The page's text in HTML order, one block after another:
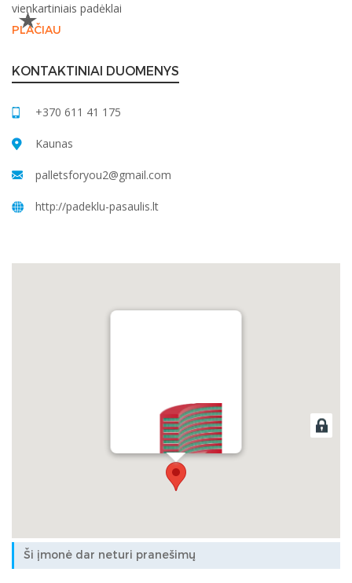
vienkartiniais padėklai
PLAČIAU
KONTAKTINIAI DUOMENYS
+370 611 41 175
Kaunas
palletsforyou2@gmail.com
http://padeklu-pasaulis.lt
Padėklų Pasaulis
Ši įmonė dar neturi pranešimų